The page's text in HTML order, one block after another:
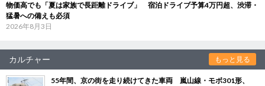
物価高でも「夏は家族で長距離ドライブ」 宿泊ドライブ予算4万円超、渋滞・
猛暑への備えも必須
2026年8月3日
カルチャー もっと見る
55年間、京の街を走り続けてきた車両 嵐山線・モボ301形、